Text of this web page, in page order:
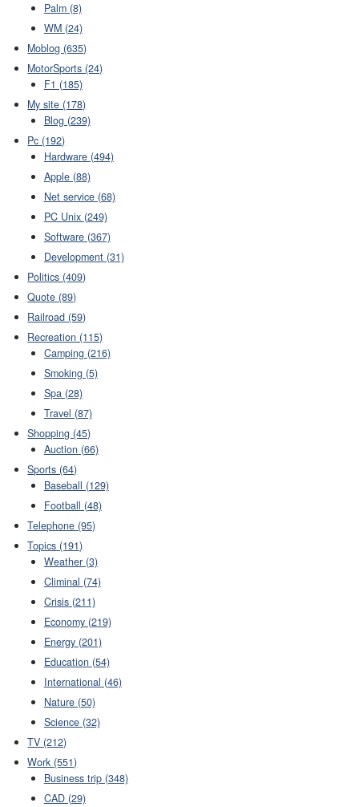
Palm (8)
WM (24)
Moblog (635)
MotorSports (24)
F1 (185)
My site (178)
Blog (239)
Pc (192)
Hardware (494)
Apple (88)
Net service (68)
PC Unix (249)
Software (367)
Development (31)
Politics (409)
Quote (89)
Railroad (59)
Recreation (115)
Camping (216)
Smoking (5)
Spa (28)
Travel (87)
Shopping (45)
Auction (66)
Sports (64)
Baseball (129)
Football (48)
Telephone (95)
Topics (191)
Weather (3)
Climinal (74)
Crisis (211)
Economy (219)
Energy (201)
Education (54)
International (46)
Nature (50)
Science (32)
TV (212)
Work (551)
Business trip (348)
CAD (29)